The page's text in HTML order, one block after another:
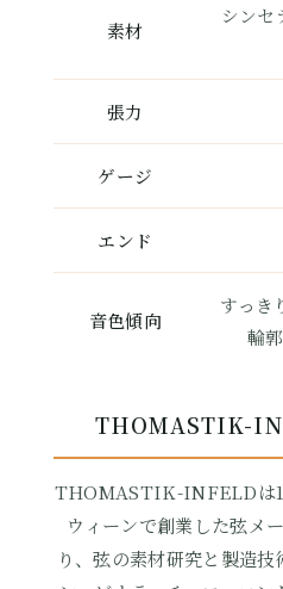
素材
シンセ
張力
ゲージ
エンド
音色傾向
すっき
輪
THOMASTIK-
THOMASTIK-INFELDは
ウィーンで創業した弦メ
り、弦の素材研究と製造